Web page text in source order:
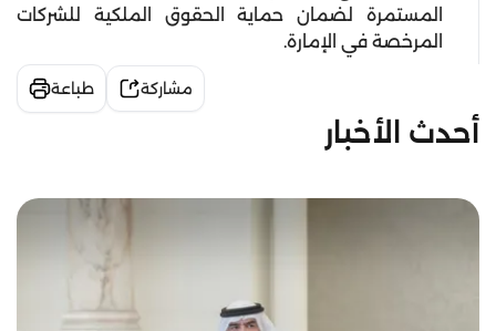
المستمرة لضمان حماية الحقوق الملكية للشركات
المرخصة في الإمارة.
مشاركة طباعة
أحدث الأخبار